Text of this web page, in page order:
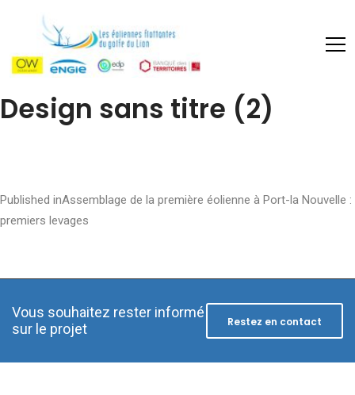
Design sans titre (2)
Post
Published inAssemblage de la première éolienne à Port-la Nouvelle :
premiers levages
Vous souhaitez rester informé
sur le projet
Restez en contact